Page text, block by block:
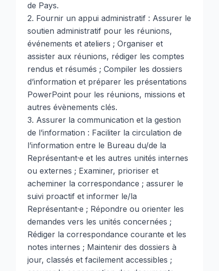
de Pays.
2. Fournir un appui administratif : Assurer le
soutien administratif pour les réunions,
événements et ateliers ; Organiser et
assister aux réunions, rédiger les comptes
rendus et résumés ; Compiler les dossiers
d’information et préparer les présentations
PowerPoint pour les réunions, missions et
autres évènements clés.
3. Assurer la communication et la gestion
de l’information : Faciliter la circulation de
l’information entre le Bureau du/de la
Représentant·e et les autres unités internes
ou externes ; Examiner, prioriser et
acheminer la correspondance ; assurer le
suivi proactif et informer le/la
Représentant·e ; Répondre ou orienter les
demandes vers les unités concernées ;
Rédiger la correspondance courante et les
notes internes ; Maintenir des dossiers à
jour, classés et facilement accessibles ;